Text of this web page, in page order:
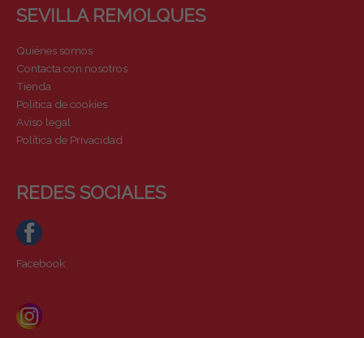
SEVILLA REMOLQUES
Quiénes somos
Contacta con nosotros
Tienda
Política de cookies
Aviso legal
Política de Privacidad
REDES SOCIALES
Facebook